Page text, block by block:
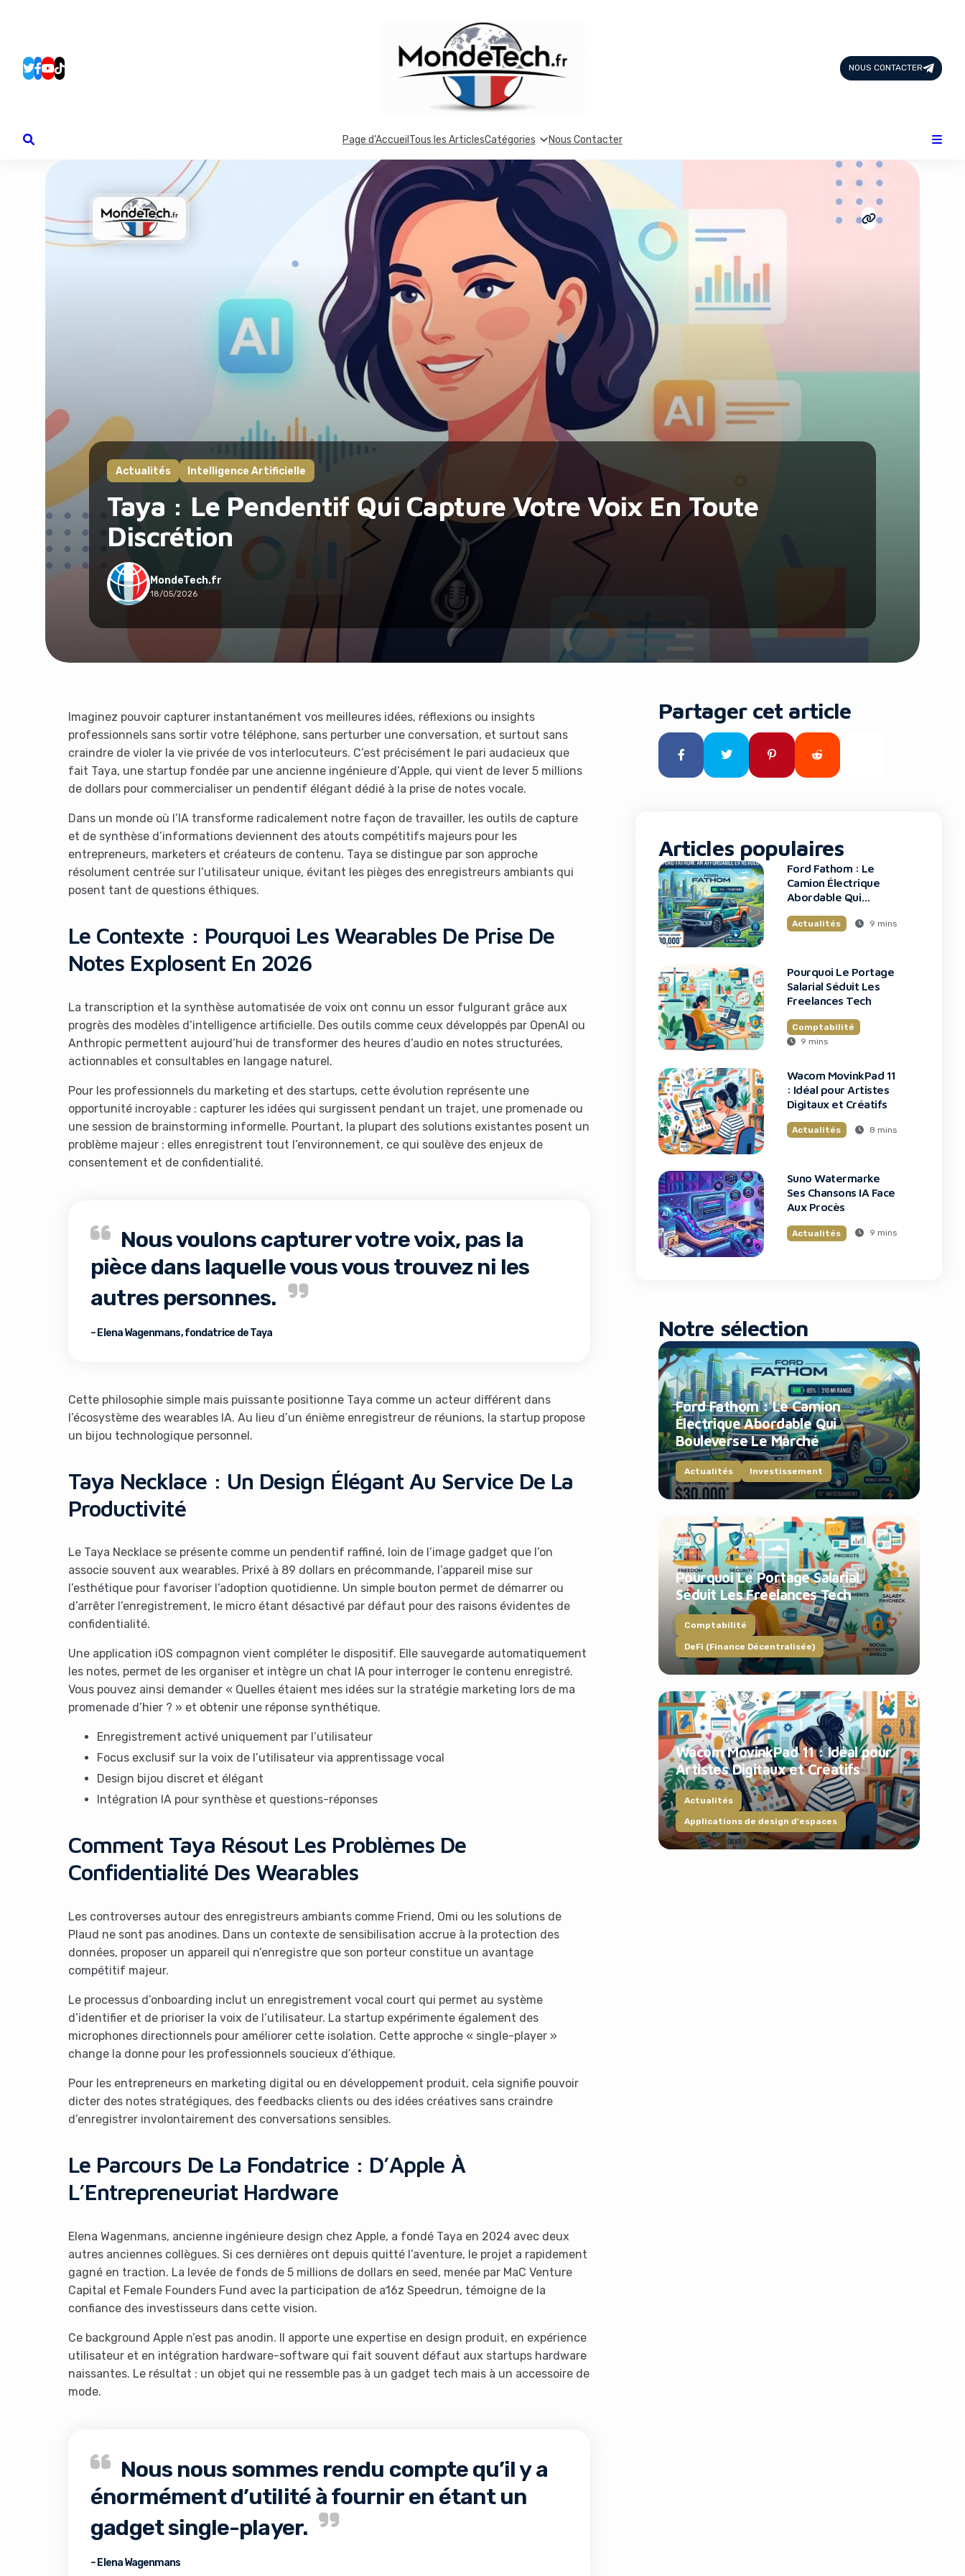
NOUS CONTACTER
Page d’Accueil Tous les ArticlesCatégories Nous Contacter
Actualités Intelligence Artificielle
Taya : Le Pendentif Qui Capture Votre Voix En Toute
Discrétion
MondeTech.fr
18/05/2026
Imaginez pouvoir capturer instantanément vos meilleures idées, réflexions ou insights
professionnels sans sortir votre téléphone, sans perturber une conversation, et surtout sans
craindre de violer la vie privée de vos interlocuteurs. C’est précisément le pari audacieux que
fait Taya, une startup fondée par une ancienne ingénieure d’Apple, qui vient de lever 5 millions
de dollars pour commercialiser un pendentif élégant dédié à la prise de notes vocale.
Dans un monde où l’IA transforme radicalement notre façon de travailler, les outils de capture
et de synthèse d’informations deviennent des atouts compétitifs majeurs pour les
entrepreneurs, marketers et créateurs de contenu. Taya se distingue par son approche
résolument centrée sur l’utilisateur unique, évitant les pièges des enregistreurs ambiants qui
posent tant de questions éthiques.
Le Contexte : Pourquoi Les Wearables De Prise De
Notes Explosent En 2026
La transcription et la synthèse automatisée de voix ont connu un essor fulgurant grâce aux
progrès des modèles d’intelligence artificielle. Des outils comme ceux développés par OpenAI ou
Anthropic permettent aujourd’hui de transformer des heures d’audio en notes structurées,
actionnables et consultables en langage naturel.
Pour les professionnels du marketing et des startups, cette évolution représente une
opportunité incroyable : capturer les idées qui surgissent pendant un trajet, une promenade ou
une session de brainstorming informelle. Pourtant, la plupart des solutions existantes posent un
problème majeur : elles enregistrent tout l’environnement, ce qui soulève des enjeux de
consentement et de confidentialité.
Nous voulons capturer votre voix, pas la
pièce dans laquelle vous vous trouvez ni les
autres personnes.
– Elena Wagenmans, fondatrice de Taya
Cette philosophie simple mais puissante positionne Taya comme un acteur différent dans
l’écosystème des wearables IA. Au lieu d’un énième enregistreur de réunions, la startup propose
un bijou technologique personnel.
Taya Necklace : Un Design Élégant Au Service De La
Productivité
Le Taya Necklace se présente comme un pendentif raffiné, loin de l’image gadget que l’on
associe souvent aux wearables. Prixé à 89 dollars en précommande, l’appareil mise sur
l’esthétique pour favoriser l’adoption quotidienne. Un simple bouton permet de démarrer ou
d’arrêter l’enregistrement, le micro étant désactivé par défaut pour des raisons évidentes de
confidentialité.
Une application iOS compagnon vient compléter le dispositif. Elle sauvegarde automatiquement
les notes, permet de les organiser et intègre un chat IA pour interroger le contenu enregistré.
Vous pouvez ainsi demander « Quelles étaient mes idées sur la stratégie marketing lors de ma
promenade d’hier ? » et obtenir une réponse synthétique.
Enregistrement activé uniquement par l’utilisateur
Focus exclusif sur la voix de l’utilisateur via apprentissage vocal
Design bijou discret et élégant
Intégration IA pour synthèse et questions-réponses
Comment Taya Résout Les Problèmes De
Confidentialité Des Wearables
Les controverses autour des enregistreurs ambiants comme Friend, Omi ou les solutions de
Plaud ne sont pas anodines. Dans un contexte de sensibilisation accrue à la protection des
données, proposer un appareil qui n’enregistre que son porteur constitue un avantage
compétitif majeur.
Le processus d’onboarding inclut un enregistrement vocal court qui permet au système
d’identifier et de prioriser la voix de l’utilisateur. La startup expérimente également des
microphones directionnels pour améliorer cette isolation. Cette approche « single-player »
change la donne pour les professionnels soucieux d’éthique.
Pour les entrepreneurs en marketing digital ou en développement produit, cela signifie pouvoir
dicter des notes stratégiques, des feedbacks clients ou des idées créatives sans craindre
d’enregistrer involontairement des conversations sensibles.
Le Parcours De La Fondatrice : D’Apple À
L’Entrepreneuriat Hardware
Elena Wagenmans, ancienne ingénieure design chez Apple, a fondé Taya en 2024 avec deux
autres anciennes collègues. Si ces dernières ont depuis quitté l’aventure, le projet a rapidement
gagné en traction. La levée de fonds de 5 millions de dollars en seed, menée par MaC Venture
Capital et Female Founders Fund avec la participation de a16z Speedrun, témoigne de la
confiance des investisseurs dans cette vision.
Ce background Apple n’est pas anodin. Il apporte une expertise en design produit, en expérience
utilisateur et en intégration hardware-software qui fait souvent défaut aux startups hardware
naissantes. Le résultat : un objet qui ne ressemble pas à un gadget tech mais à un accessoire de
mode.
Nous nous sommes rendu compte qu’il y a
énormément d’utilité à fournir en étant un
gadget single-player.
– Elena Wagenmans
Partager cet article
Articles populaires
Ford Fathom : Le
Camion Électrique
Abordable Qui
Marché
Actualités 9 mins
Pourquoi Le Portage
Salarial Séduit Les
Freelances Tech
Comptabilité
9 mins
Wacom MovinkPad 11
: Idéal pour Artistes
Digitaux et Créatifs
Actualités 8 mins
Suno Watermarke
Ses Chansons IA Face
Aux Procès
Actualités 9 mins
Notre sélection
Ford Fathom : Le Camion
Électrique Abordable Qui
Bouleverse Le Marché
Actualités Investissement
Pourquoi Le Portage Salarial
Séduit Les Freelances Tech
Comptabilité
DeFi (Finance Décentralisée)
Wacom MovinkPad 11 : Idéal pour
Artistes Digitaux et Créatifs
Actualités
Applications de design d'espaces
Design & Créativité
Intelligence Artificielle
Plateformes
Produits physiques
Santé et Forme
Travail & Productivité
It looks like you're using an ad-blocker!
Yes, I will turn off Ad-Blocker